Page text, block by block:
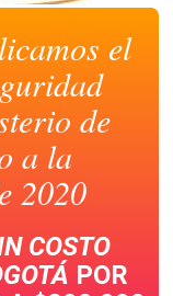
AQUÍ
Y PUEDEN
PRODUCTO
el
de
a la
2020
COSTO
POR